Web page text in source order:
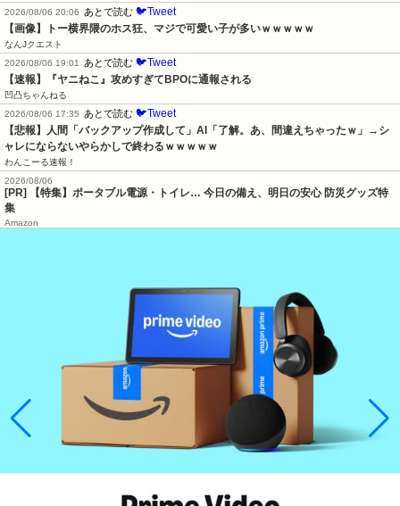
2026/08/06 20:06 あとで読む 🐦Tweet
【画像】トー横界隈のホス狂、マジで可愛い子が多いｗｗｗｗｗ
なんJクエスト
2026/08/06 19:01 あとで読む 🐦Tweet
【速報】『ヤニねこ』攻めすぎてBPOに通報される
凹凸ちゃんねる
2026/08/06 17:35 あとで読む 🐦Tweet
【悲報】人間「バックアップ作成して」AI「了解。あ、間違えちゃったｗ」→シ
ャレにならないやらかしで終わるｗｗｗｗｗ
わんこーる速報！
2026/08/06
[PR] 【特集】ポータブル電源・トイレ… 今日の備え、明日の安心 防災グッズ特
集
Amazon